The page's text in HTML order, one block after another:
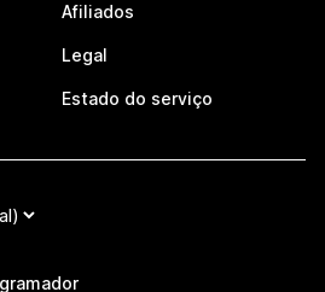
Afiliados
Legal
Estado do serviço